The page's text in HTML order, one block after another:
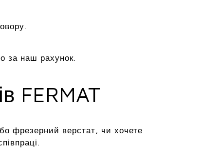
за наш рахунок.
FERMAT
фрезерний верстат, чи хочете